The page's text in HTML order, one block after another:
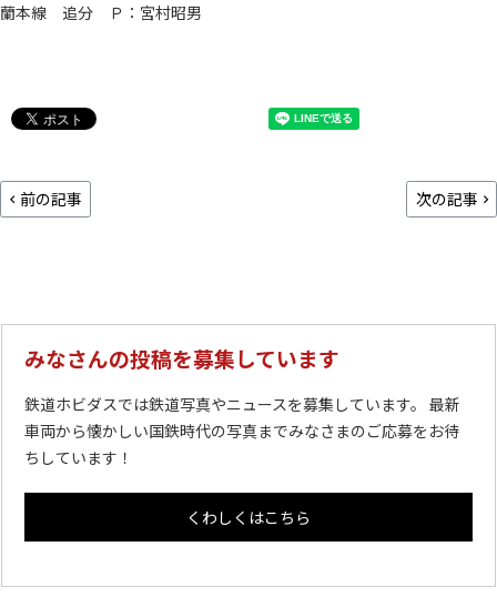
蘭本線 追分 Ｐ：宮村昭男
前の記事 次の記事
みなさんの投稿を募集しています
鉄道ホビダスでは鉄道写真やニュースを募集しています。 最新
車両から懐かしい国鉄時代の写真までみなさまのご応募をお待
ちしています！
くわしくはこちら